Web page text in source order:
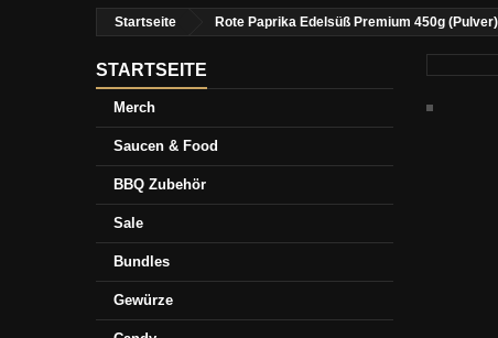
Startseite Rote Paprika Edelsüß Premium 450g (Pulver)
STARTSEITE
Merch
Saucen & Food
BBQ Zubehör
Sale
Bundles
Gewürze